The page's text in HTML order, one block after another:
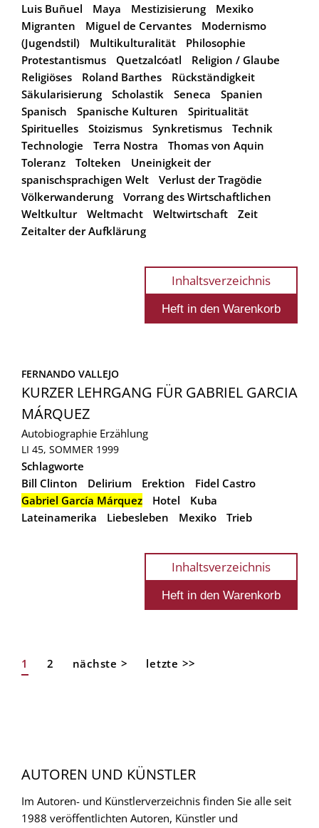
Luis Buñuel
Maya Mestizisierung
Mexiko
Migranten
Miguel de Cervantes
Modernismo
(Jugendstil)
Multikulturalität
Philosophie
Protestantismus
Quetzalcóatl
Religion / Glaube
Religiöses
Roland Barthes
Rückständigkeit
Säkularisierung
Scholastik Seneca
Spanien
Spanisch
Spanische Kulturen
Spiritualität
Spirituelles
Stoizismus Synkretismus
Technik
Technologie
Terra Nostra
Thomas von Aquin
Toleranz
Tolteken
Uneinigkeit der
spanischsprachigen Welt
Verlust der Tragödie
Völkerwanderung
Vorrang des Wirtschaftlichen
Weltkultur
Weltmacht Weltwirtschaft
Zeit
Zeitalter der Aufklärung
Inhaltsverzeichnis
FERNANDO VALLEJO
KURZER LEHRGANG FÜR GABRIEL GARCIA
MÁRQUEZ
Autobiographie Erzählung
LI 45, SOMMER 1999
Schlagworte
Bill Clinton
Delirium Erektion
Fidel Castro
Gabriel García Márquez
Hotel
Kuba
Lateinamerika
Liebesleben Mexiko Trieb
Inhaltsverzeichnis
Seitennummerierung
Aktuelle
1 Page
2
Nächste
nächste >
Letzte
letzte >>
AUTOREN UND KÜNSTLER
Im Autoren- und Künstlerverzeichnis finden Sie alle seit
1988 veröffentlichten Autoren, Künstler und